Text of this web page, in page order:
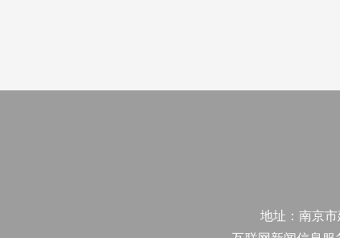
地址：南京